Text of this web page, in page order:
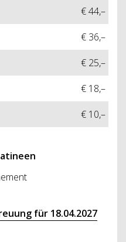
€ 44,–
€ 36,–
€ 25,–
€ 18,–
€ 10,–
für 18.04.2027